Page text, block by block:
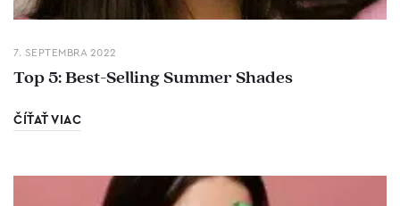
7. SEPTEMBRA 2022
Top 5: Best-Selling Summer Shades
ČÍŤAŤ VIAC